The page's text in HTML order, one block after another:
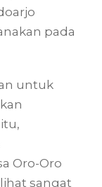
pada
untuk
Oro-Oro
sangat